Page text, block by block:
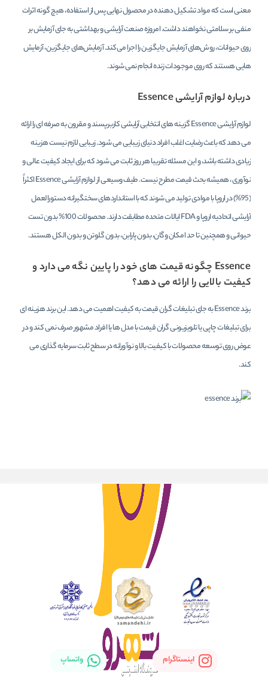
معنی است که مواد تشکیل دهنده در محصول نهایی پس از استفاده، هیچ گونه اثرات
منفی بر سلامتی نخواهند داشت. امروزه صنعت آرایشی و بهداشتی به جای آزمایش بر
روی حیوانات، روش‌های آزمایش جایگزین را اجرا می‌کند. آزمایش‌های جایگزین، آزمایش
هایی هستند که روی موجودات زنده انجام نمی شوند.
درباره لوازم آرایشی Essence
لوازم آرایشی Essence گزینه های انتخابی آرایشی کاربرپسند و مقرون به صرفه ای را ارائه
می دهد که باعث رضایت اغلب افراد دنیای زیبایی می شود. زیبایی لازم نیست هزینه
زیادی داشته باشد، و این مسئله تقریبا هر روز ثابت می شود که برای ایجاد کیفیت عالی و
نوآوری ، همیشه بحث قیمت مطرح نیست. طیف وسیعی از لوازم آرایشی Essence اکثراً
(95%) در اروپا با موادی تولید می شوند که با استانداردهای سختگیرانه دستورالعمل
آرایشی اتحادیه اروپا و FDA ایالات متحده مطابقت دارند. محصولات 100% بدون تست
حیوانی و همچنین تا حد امکان وگان، بدون پارابن، بدون گلوتن و بدون الکل هستند.
Essence چگونه قیمت های خود را پایین نگه می دارد و
کیفیت بالایی را ارائه می دهد؟
برند Essence به جای تبلیغات گران قیمت به کیفیت اهمیت می دهد. این برند هزینه ای
برای تبلیغات چاپی یا تلویزیونی گران قیمت با مدل ها یا افراد مشهور صرف نمی کند و در
عوض روی توسعه محصولات با کیفیت بالا و نوآورانه در سطح ثابت سرمایه گذاری می
کند.
اینستاگرام واتساپ